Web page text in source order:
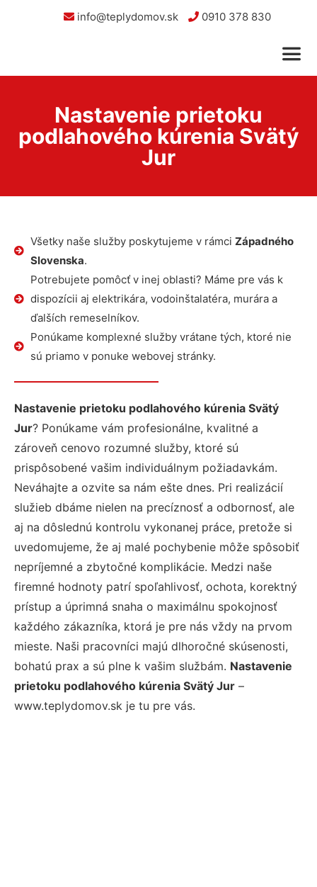
info@teplydomov.sk 0910 378 830
Nastavenie prietoku
podlahového kúrenia Svätý
Jur
Všetky naše služby poskytujeme v rámci Západného
Slovenska.
Potrebujete pomôcť v inej oblasti? Máme pre vás k
dispozícii aj elektrikára, vodoinštalatéra, murára a
ďalších remeselníkov.
Ponúkame komplexné služby vrátane tých, ktoré nie
sú priamo v ponuke webovej stránky.
Nastavenie prietoku podlahového kúrenia Svätý
Jur? Ponúkame vám profesionálne, kvalitné a
zároveň cenovo rozumné služby, ktoré sú
prispôsobené vašim individuálnym požiadavkám.
Neváhajte a ozvite sa nám ešte dnes. Pri realizácií
služieb dbáme nielen na precíznosť a odbornosť, ale
aj na dôslednú kontrolu vykonanej práce, pretože si
uvedomujeme, že aj malé pochybenie môže spôsobiť
nepríjemné a zbytočné komplikácie. Medzi naše
firemné hodnoty patrí spoľahlivosť, ochota, korektný
prístup a úprimná snaha o maximálnu spokojnosť
každého zákazníka, ktorá je pre nás vždy na prvom
mieste. Naši pracovníci majú dlhoročné skúsenosti,
bohatú prax a sú plne k vašim službám. Nastavenie
prietoku podlahového kúrenia Svätý Jur –
www.teplydomov.sk je tu pre vás.